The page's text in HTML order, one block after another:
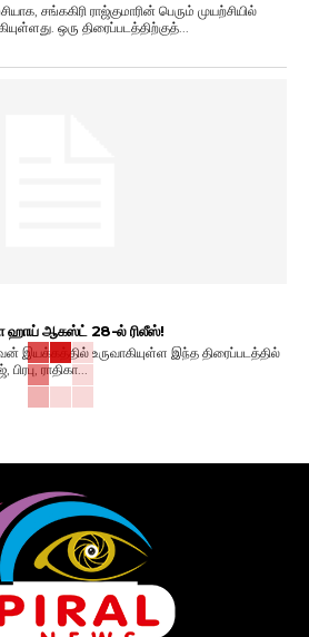
சங்ககிரி ராஜ்குமாரின் பெரும் முயற்சியில்
ஒரு திரைப்படத்திற்குத்...
ஹாய் ஆகஸ்ட் 28-ல் ரிலீஸ்!
இயக்கத்தில் உருவாகியுள்ள இந்த திரைப்படத்தில்
ராதிகா...